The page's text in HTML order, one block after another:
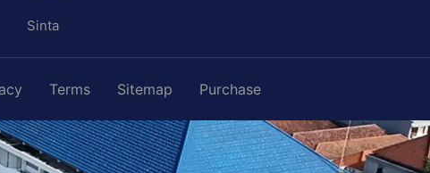
Sinta
Terms Sitemap Purchase